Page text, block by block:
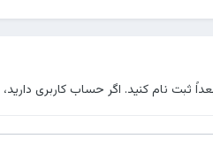
ثبت نام کنید. اگر حساب کاربری دارید،